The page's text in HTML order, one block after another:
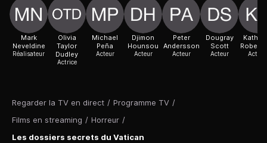
Regarder la TV en direct / Programme TV /
Films en streaming / Horreur /
Les dossiers secrets du Vatican
Mark
Neveldine
Réalisateur
Olivia
Taylor
Dudley
Actrice
Michael
Peña
Acteur
Djimon
Hounsou
Acteur
Peter
Andersson
Acteur
Dougray
Scott
Acteur Actrice